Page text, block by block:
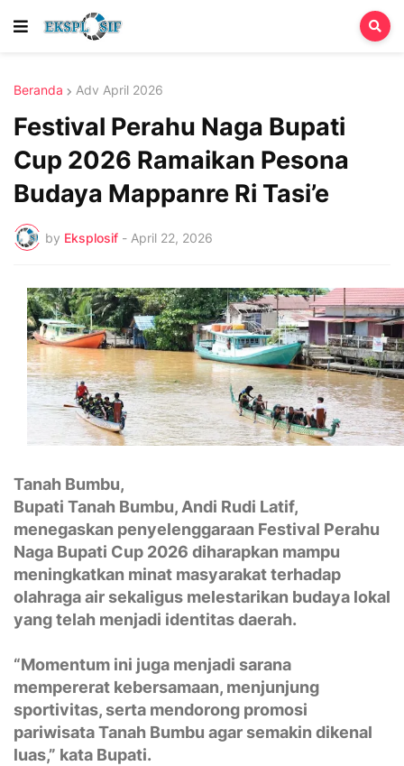
Beranda Adv April 2026
Festival Perahu Naga Bupati
Cup 2026 Ramaikan Pesona
Budaya Mappanre Ri Tasi’e
by Eksplosif - April 22, 2026
Tanah Bumbu,
Bupati Tanah Bumbu, Andi Rudi Latif,
menegaskan penyelenggaraan Festival Perahu
Naga Bupati Cup 2026 diharapkan mampu
meningkatkan minat masyarakat terhadap
olahraga air sekaligus melestarikan budaya lokal
yang telah menjadi identitas daerah.
“Momentum ini juga menjadi sarana
mempererat kebersamaan, menjunjung
sportivitas, serta mendorong promosi
pariwisata Tanah Bumbu agar semakin dikenal
luas,” kata Bupati.